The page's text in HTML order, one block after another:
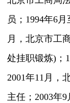
员；1994年6
月，北京市工
处挂职锻炼)；
2001年11月，
主任；2003年